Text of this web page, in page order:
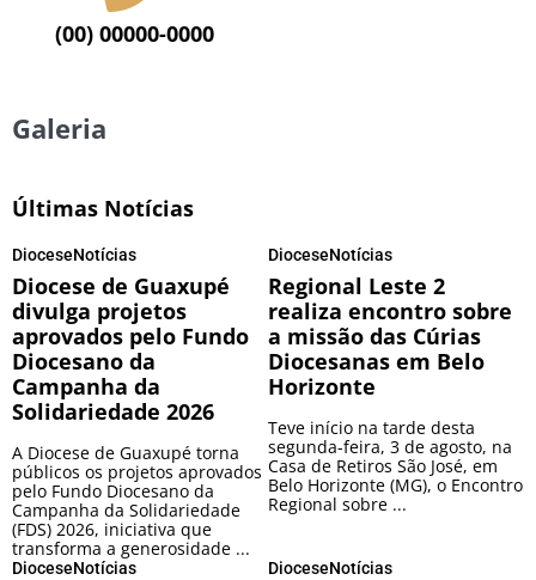
(00) 00000-0000
Galeria
Últimas Notícias
DioceseNotícias
Diocese de Guaxupé
divulga projetos
aprovados pelo Fundo
Diocesano da
Campanha da
Solidariedade 2026
A Diocese de Guaxupé torna
públicos os projetos aprovados
pelo Fundo Diocesano da
Campanha da Solidariedade
(FDS) 2026, iniciativa que
transforma a generosidade ...
DioceseNotícias
Regional Leste 2
realiza encontro sobre
a missão das Cúrias
Diocesanas em Belo
Horizonte
Teve início na tarde desta
segunda-feira, 3 de agosto, na
Casa de Retiros São José, em
Belo Horizonte (MG), o Encontro
Regional sobre ...
DioceseNotícias DioceseNotícias